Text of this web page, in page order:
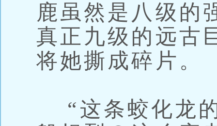
鹿虽然是八级的
真正九级的远古
将她撕成碎片。
“这条蛟化龙